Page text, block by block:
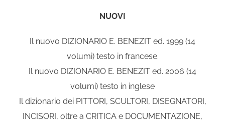
NUOVI
Il nuovo DIZIONARIO E. BENEZIT ed. 1999 (14
volumi) testo in francese.
Il nuovo DIZIONARIO E. BENEZIT ed. 2006 (14
volumi) testo in inglese
Il dizionario dei PITTORI, SCULTORI, DISEGNATORI,
INCISORI, oltre a CRITICA e DOCUMENTAZIONE,